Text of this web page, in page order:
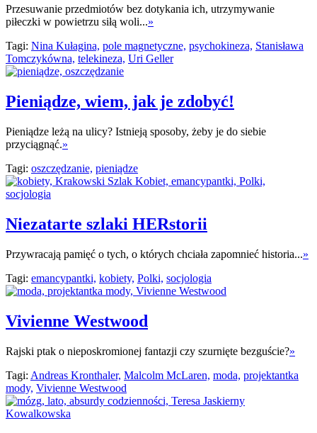
Przesuwanie przedmiotów bez dotykania ich, utrzymywanie
piłeczki w powietrzu siłą woli...»
Tagi: Nina Kułagina, pole magnetyczne, psychokineza, Stanisława
Tomczykówna, telekineza, Uri Geller
Pieniądze, wiem, jak je zdobyć!
Pieniądze leżą na ulicy? Istnieją sposoby, żeby je do siebie
przyciągnąć.»
Tagi: oszczędzanie, pieniądze
Niezatarte szlaki HERstorii
Przywracają pamięć o tych, o których chciała zapomnieć historia...»
Tagi: emancypantki, kobiety, Polki, socjologia
Vivienne Westwood
Rajski ptak o nieposkromionej fantazji czy szurnięte bezguście?»
Tagi: Andreas Kronthaler, Malcolm McLaren, moda, projektantka
mody, Vivienne Westwood